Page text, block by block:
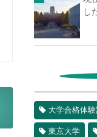
し
大学合格体
東京大学